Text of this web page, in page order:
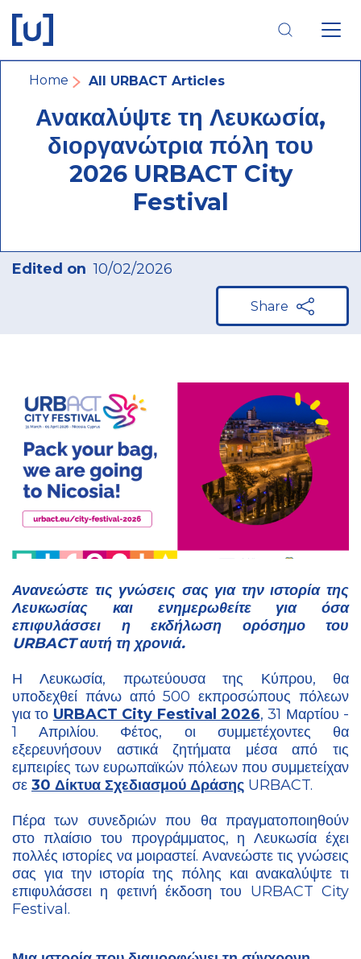
main
navigation
main
content
footer
navigation
Breadcrumb
Home All URBACT Articles
Ανακαλύψτε τη Λευκωσία,
διοργανώτρια πόλη του
2026 URBACT City
Festival
Edited on 10/02/2026
Share
Ανανεώστε τις γνώσεις σας για την ιστορία της
Λευκωσίας και ενημερωθείτε για όσα
επιφυλάσσει η εκδήλωση ορόσημο του
URBACT αυτή τη χρονιά.
Η Λευκωσία, πρωτεύουσα της Κύπρου, θα
υποδεχθεί πάνω από 500 εκπροσώπους πόλεων
για το URBACT City Festival 2026, 31 Μαρτίου -
1 Απριλίου. Φέτος, οι συμμετέχοντες θα
εξερευνήσουν αστικά ζητήματα μέσα από τις
εμπειρίες των ευρωπαϊκών πόλεων που συμμετείχαν
σε 30 Δίκτυα Σχεδιασμού Δράσης URBACT.
Πέρα των συνεδριών που θα πραγματοποιηθούν
στο πλαίσιο του προγράμματος, η Λευκωσία έχει
πολλές ιστορίες να μοιραστεί. Ανανεώστε τις γνώσεις
σας για την ιστορία της πόλης και ανακαλύψτε τι
επιφυλάσσει η φετινή έκδοση του URBACT City
Festival.